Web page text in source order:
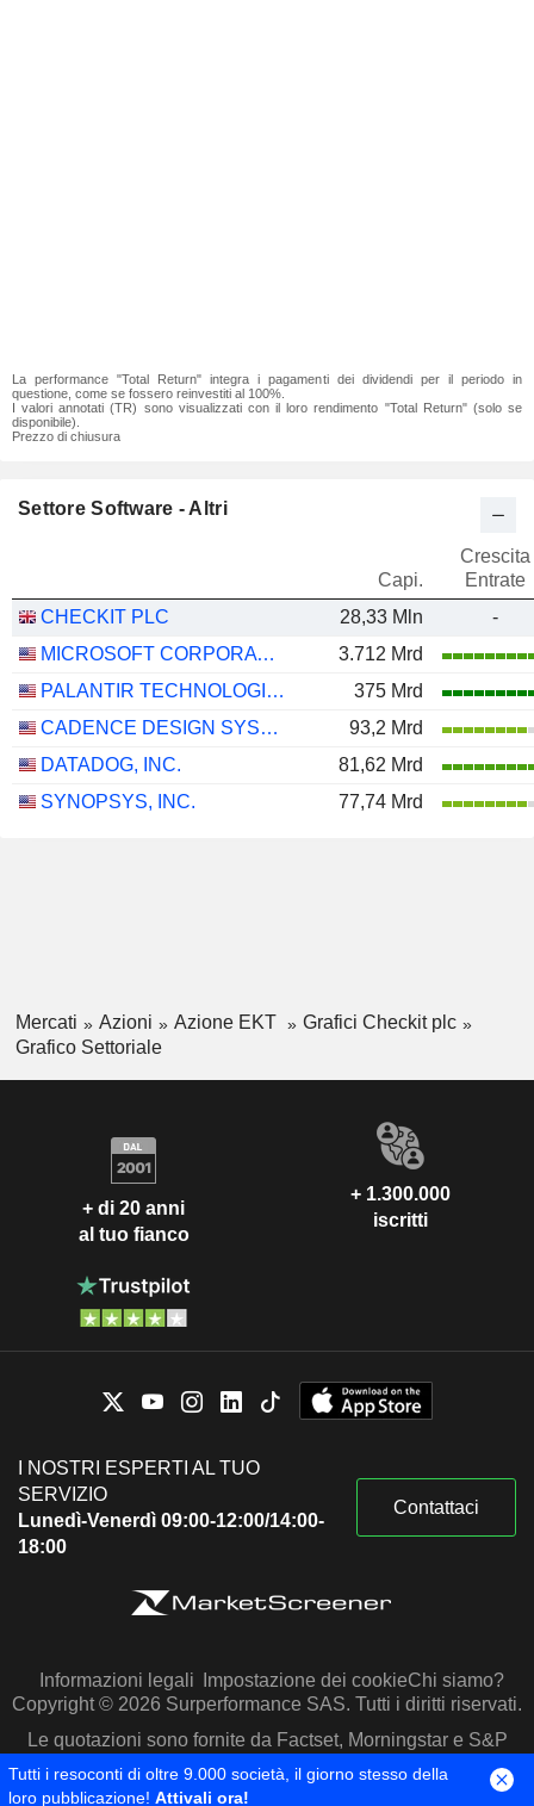
La performance "Total Return" integra i pagamenti dei dividendi per il periodo in
questione, come se fossero reinvestiti al 100%.
I valori annotati (TR) sono visualizzati con il loro rendimento "Total Return" (solo se
disponibile).
Prezzo di chiusura
Settore Software - Altri
Capi.
Crescita
Entrate
CHECKIT PLC
28,33 Mln
-
MICROSOFT CORPORATION
3.712 Mrd
PALANTIR TECHNOLOGIES INC.
375 Mrd
CADENCE DESIGN SYSTEMS, INC.
93,2 Mrd
DATADOG, INC.
81,62 Mrd
SYNOPSYS, INC.
77,74 Mrd
Mercati Azioni Azione EKT
Grafici Checkit plc
Grafico Settoriale
+ di 20 anni
al tuo fianco
+ 1.300.000
iscritti
I NOSTRI ESPERTI AL TUO
SERVIZIO
Lunedì-Venerdì 09:00-12:00/14:00-
18:00
Contattaci
Informazioni legali Impostazione dei cookieChi siamo?
Copyright © 2026 Surperformance SAS. Tutti i diritti riservati.
Le quotazioni sono fornite da Factset, Morningstar e S&P
Capital IQ
Tutti i resoconti di oltre 9.000 società, il giorno stesso della
loro pubblicazione! Attivali ora!